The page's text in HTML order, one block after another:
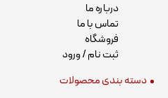
درباره ما
تماس با ما
فروشگاه
ثبت نام / ورود
دسته بندی محصولات